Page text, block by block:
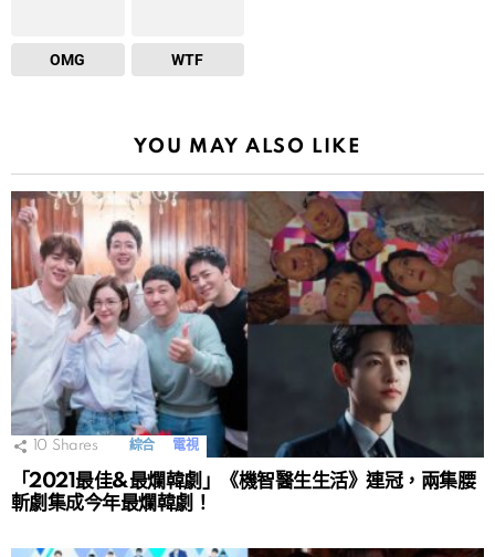
OMG WTF
YOU MAY ALSO LIKE
10 Shares 綜合 電視
「2021最佳&最爛韓劇」《機智醫生生活》連冠，兩集腰
斬劇集成今年最爛韓劇！